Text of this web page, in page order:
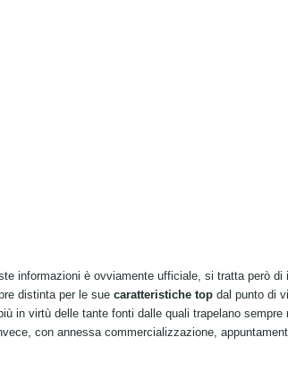
informazioni è ovviamente ufficiale, si tratta però
distinta per le sue caratteristiche top dal punto di
in virtù delle tante fonti dalle quali trapelano sempre
con annessa commercializzazione,